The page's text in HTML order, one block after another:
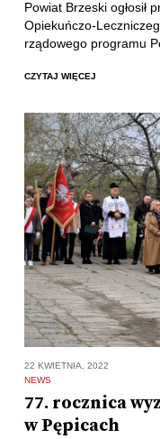
Powiat Brzeski ogłosił
Opiekuńczo-
rządowego programu
CZYTAJ WIĘCEJ
22 KWIETNIA, 2022
NEWS
77. rocznica
w Pępicach